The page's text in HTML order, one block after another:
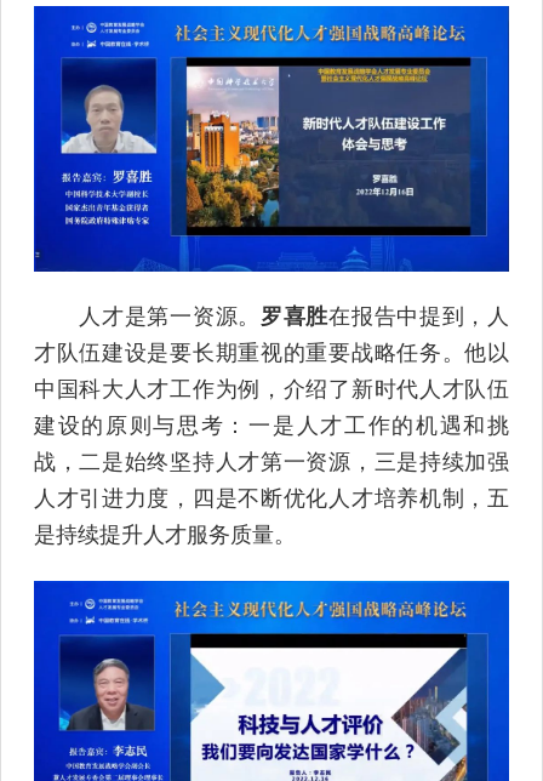
人才是第一资源。 罗喜胜在报告中提到，人
才队伍建设是要长期重视的重要战略任务。他以
中国科大人才工作为例，介绍了新时代人才队伍
建设的原则与思考：一是人才工作的机遇和挑
战，二是始终坚持人才第一资源，三是持续加强
人才引进力度，四是不断优化人才培养机制，五
是持续提升人才服务质量。